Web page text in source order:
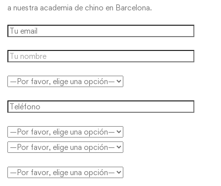
a nuestra academia de chino en Barcelona.